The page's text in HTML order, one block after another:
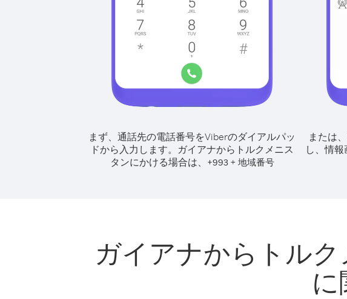
まず、通話先の電話番号をViberのダイアルパッ
ドから入力します。 ガイアナからトルクメニス
タンにかける場合は、
+993+ 地域番号
または
し、情
ガイアナからトル
に